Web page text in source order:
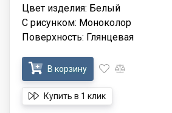
Цвет изделия: Белый
С рисунком: Моноколор
Поверхность: Глянцевая
В корзину
Купить в 1 клик